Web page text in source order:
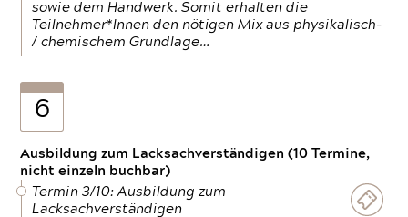
sowie dem Handwerk. Somit erhalten die
Teilnehmer*Innen den nötigen Mix aus physikalisch-
/ chemischem Grundlage…
6
Ausbildung zum Lacksachverständigen (10 Termine,
nicht einzeln buchbar)
Termin 3/10: Ausbildung zum
Lacksachverständigen